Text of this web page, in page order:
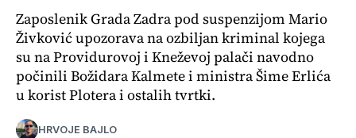
Zaposlenik Grada Zadra pod suspenzijom Mario
Živković upozorava na ozbiljan kriminal kojega
su na Providurovoj i Kneževoj palači navodno
počinili Božidara Kalmete i ministra Šime Erlića
u korist Plotera i ostalih tvrtki.
HRVOJE BAJLO